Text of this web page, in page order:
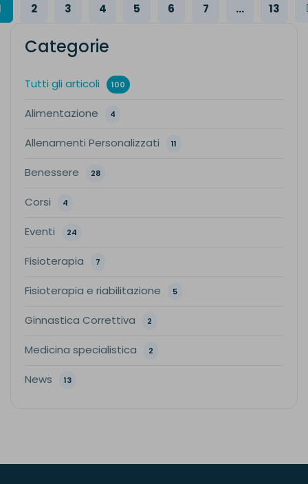
2 3 4 5 6 7 ... 13
Categorie
Tutti gli articoli 100
Alimentazione 4
Allenamenti Personalizzati 11
Benessere 28
Corsi 4
Eventi 24
Fisioterapia 7
Fisioterapia e riabilitazione 5
Ginnastica Correttiva 2
Medicina specialistica 2
News 13